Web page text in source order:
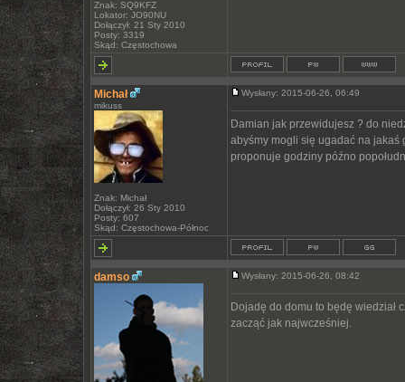
Znak: SQ9KFZ
Lokator: JO90NU
Dołączył: 21 Sty 2010
Posty: 3319
Skąd: Częstochowa
Michał
mikuss
Znak: Michał
Dołączył: 26 Sty 2010
Posty: 607
Skąd: Częstochowa-Północ
Wysłany: 2015-06-26, 06:49
Damian jak przewidujesz ? do
abyśmy mogli się ugadać na
proponuje godziny późno
damso Wysłany: 2015-06-26, 08:42
Dojadę do domu to będę wiedział
zacząć jak najwcześniej.